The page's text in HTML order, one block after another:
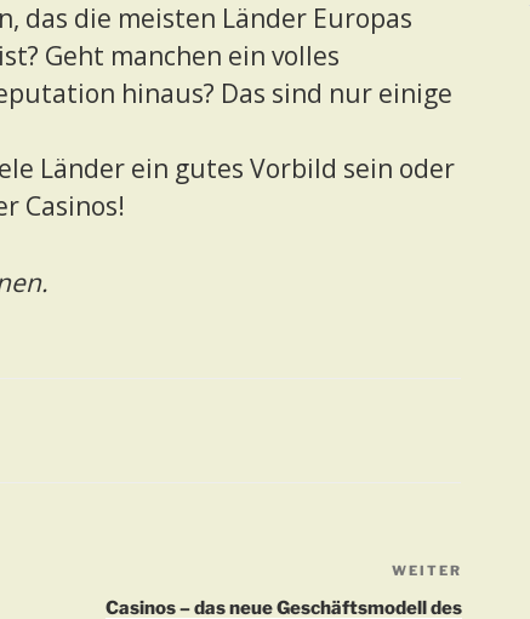
das die meisten Länder Europas
Geht manchen ein volles
hinaus? Das sind nur einige
Länder ein gutes Vorbild sein oder
Casinos!
Beitrag
WEITER
Casinos – das neue Geschäftsmodell des